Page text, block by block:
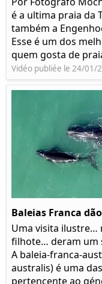
é a ultima praia da
também a
Esse é um dos
quem gosta de
Vidéo publiée le 24/01/
Baleias Franca
Uma visita ilustre…
filhote… deram um
A baleia-franca-
australis) é uma
pertencente ao